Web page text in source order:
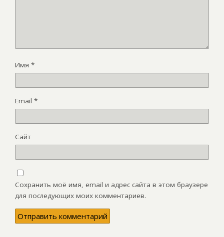
Имя *
Email *
Сайт
Сохранить моё имя, email и адрес сайта в этом браузере
для последующих моих комментариев.